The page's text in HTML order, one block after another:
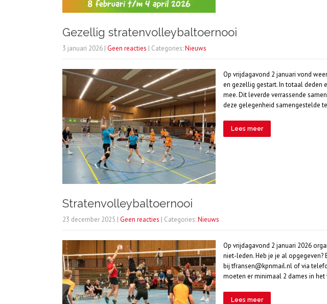
Gezellig stratenvolleybaltoernooi
3 januari 2026 | Geen reacties | Categories:Nieuws
Op vrijdagavond 2 januari vond
en gezellig gestart. In totaal deden
mee. Dit leverde verrassende
deze gelegenheid samengestelde
Lees meer
Stratenvolleybaltoernooi
23 december 2025 | Geen reacties | Categories:Nieuws
Op vrijdagavond 2 januari 2026
niet-leden. Heb je je al
bijtfransen@kpnmail.nlof via
moeten er minimaal 2 dames in
Lees meer